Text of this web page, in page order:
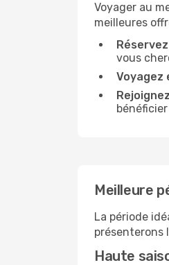
Voyager au
meilleures
vous
Voyagez
Meilleure
La période
présenterons
Haute